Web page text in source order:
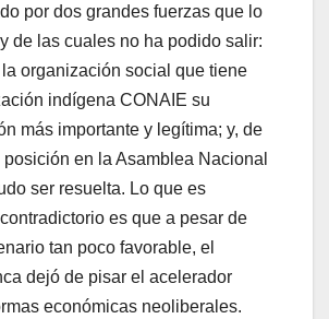
por dos grandes fuerzas que lo
de las cuales no ha podido salir:
organización social que tiene
indígena CONAIE su
más importante y legítima; y, de
en la Asamblea Nacional
ser resuelta. Lo que es
es que a pesar de
tan poco favorable, el
dejó de pisar el acelerador
económicas neoliberales.